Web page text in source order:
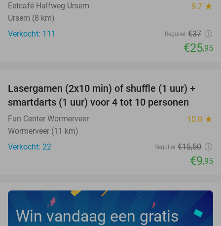
Eetcafé Halfweg Ursem 9.7 star
Ursem (8 km)
Verkocht: 111
Regulier €37
€25,95
36%
NEW
TODAY
Lasergamen (2x10 min) of shuffle (1 uur) +
smartdarts (1 uur) voor 4 tot 10 personen
Fun Center Wormerveer 10.0 star
Wormerveer (11 km)
Verkocht: 22
Regulier €15,50
€9,95
Win vandaag een gratis